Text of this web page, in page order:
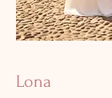
Lona